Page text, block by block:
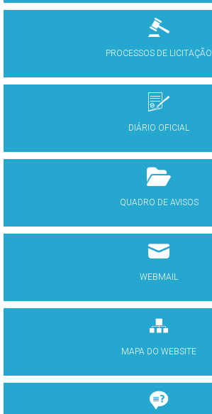
PROCESSOS DE LICITAÇÃO
DIÁRIO OFICIAL
QUADRO DE AVISOS
WEBMAIL
MAPA DO WEBSITE